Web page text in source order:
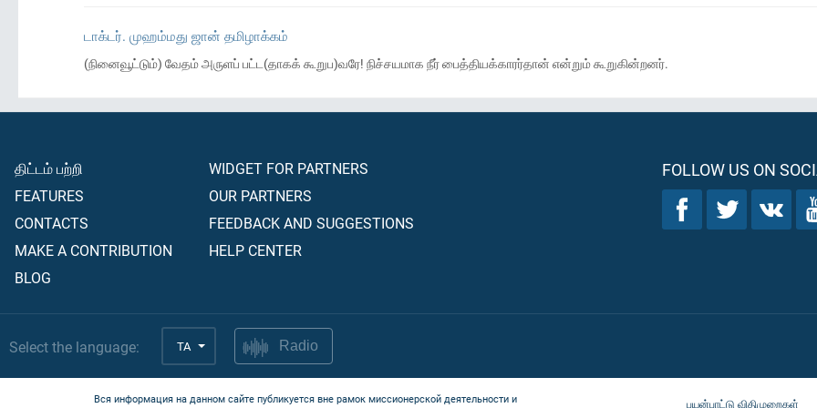
டாக்டர். முஹம்மது ஜான் தமிழாக்கம்
(நினைவூட்டும்) வேதம் அருளப் பட்ட(தாகக் கூறுப)வரே! நிச்சயமாக நீர் பைத்தியக்காரர்தான் என்றும் கூறுகின்றனர்.
திட்டம் பற்றி
FEATURES
CONTACTS
MAKE A CONTRIBUTION
BLOG
WIDGET FOR PARTNERS
OUR PARTNERS
FEEDBACK AND SUGGESTIONS
HELP CENTER
FOLLOW US ON
Select the language: TA Radio
Вся информация на данном сайте публикуется вне рамок миссионерской деятельности и
பயன்பாட்டு விதிமுறைகள்